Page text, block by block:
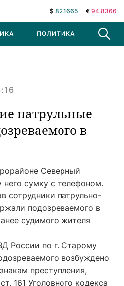
$ 82.1665 € 94.8366
ПОЛИТИКА В МИРЕ
патрульные
в
Северный
него сумку с телефоном.
сотрудники патрульно-
подозреваемого в
судимого жителя
России по г. Старому
возбуждено
преступления,
161 Уголовного кодекса